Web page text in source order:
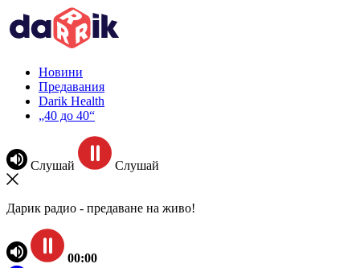
Новини
Предавания
Darik Health
„40 до 40“
Слушай Слушай
Дарик радио - предаване на живо!
00:00